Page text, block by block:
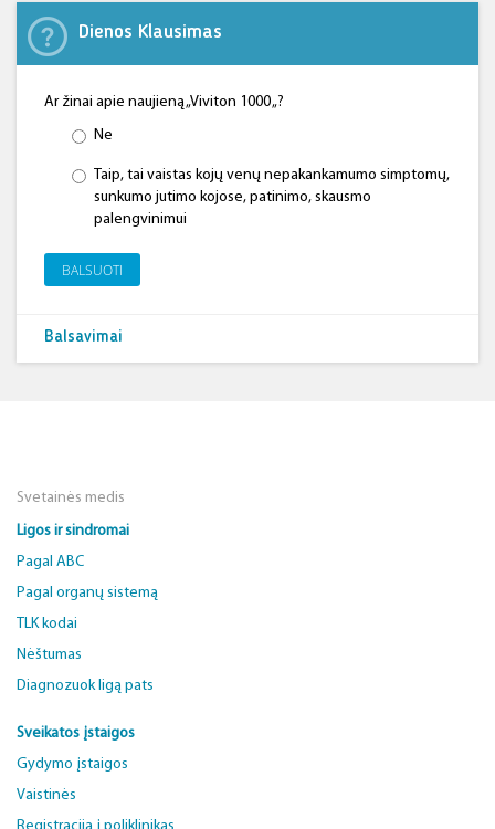
Dienos Klausimas
Ar žinai apie naujieną „Viviton 1000 „?
Ne
Taip, tai vaistas kojų venų nepakankamumo simptomų,
sunkumo jutimo kojose, patinimo, skausmo
palengvinimui
BALSUOTI
Balsavimai
Svetainės medis
Ligos ir sindromai
Pagal ABC
Pagal organų sistemą
TLK kodai
Nėštumas
Diagnozuok ligą pats
Sveikatos įstaigos
Gydymo įstaigos
Vaistinės